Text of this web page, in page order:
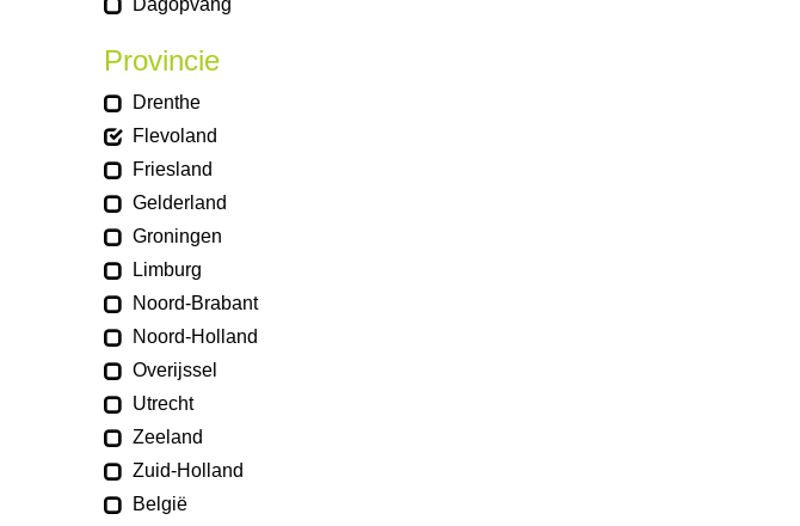
Dagopvang
Provincie
Drenthe
Flevoland
Friesland
Gelderland
Groningen
Limburg
Noord-Brabant
Noord-Holland
Overijssel
Utrecht
Zeeland
Zuid-Holland
België